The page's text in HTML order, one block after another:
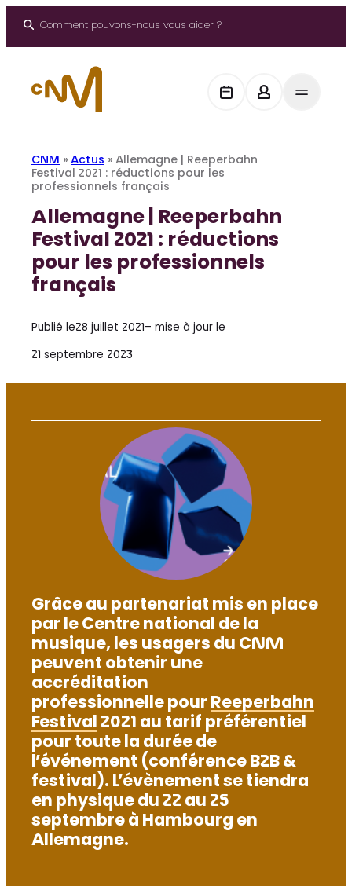
Comment pouvons-nous vous aider ?
CNM » Actus » Allemagne | Reeperbahn
Festival 2021 : réductions pour les
professionnels français
Allemagne | Reeperbahn
Festival 2021 : réductions
pour les professionnels
français
Publié le28 juillet 2021 – mise à jour le
21 septembre 2023
Grâce au partenariat mis en place
par le Centre national de la
musique, les usagers du CNM
peuvent obtenir une
accréditation
professionnelle pour Reeperbahn
Festival 2021 au tarif préférentiel
pour toute la durée de
l’événement (conférence B2B &
festival). L’évènement se tiendra
en physique du 22 au 25
septembre à Hambourg en
Allemagne.